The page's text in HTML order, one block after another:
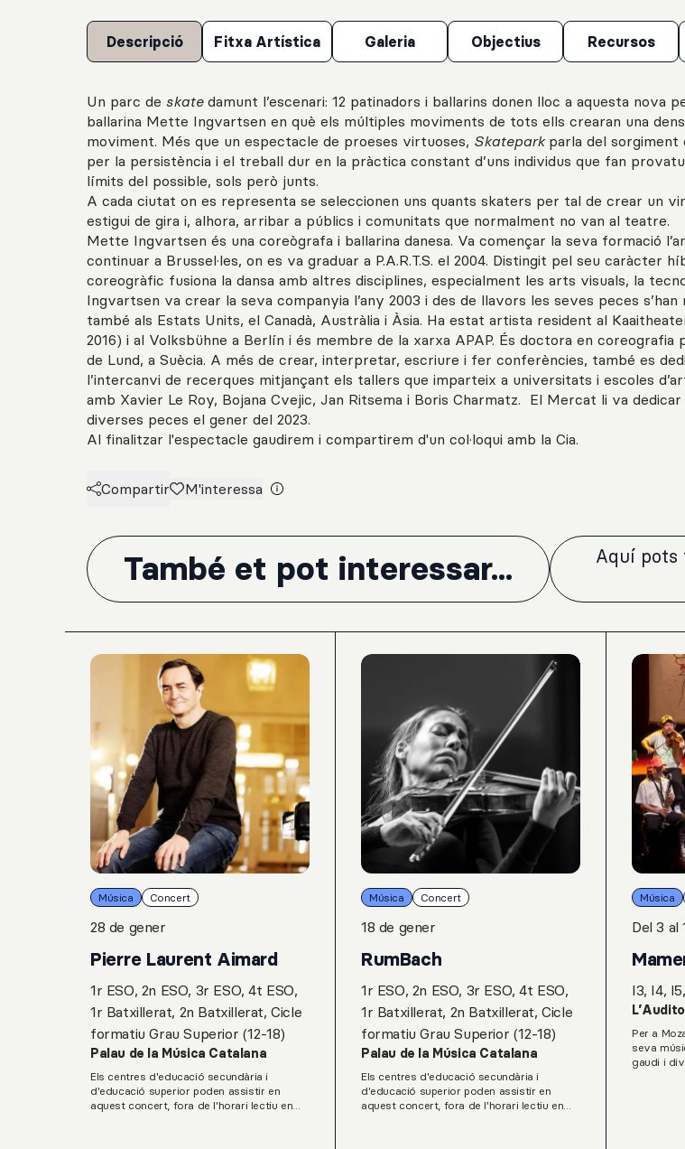
Descripció Fitxa Artística Galeria Objectius Recursos
Un parc de skatedamunt l’escenari: 12 patinadors i ballarins donen lloc a aquesta nova
ballarina Mette Ingvartsen en què els múltiples moviments de tots ells crearan una
moviment. Més que un espectacle de proeses virtuoses, Skateparkparla del sorgiment
per la persistència i el treball dur en la pràctica constant d’uns individus que fan
límits del possible, sols però junts.
A cada ciutat on es representa se seleccionen uns quants skaters per tal de crear un
estigui de gira i, alhora, arribar a públics i comunitats que normalment no van al teatre.
Mette Ingvartsen és una coreògrafa i ballarina danesa. Va començar la seva formació
continuar a Brussel·les, on es va graduar a P.A.R.T.S. el 2004. Distingit pel seu caràcter
coreogràfic fusiona la dansa amb altres disciplines, especialment les arts visuals, la
Ingvartsen va crear la seva companyia l’any 2003 i des de llavors les seves peces
també als Estats Units, el Canadà, Austràlia i Àsia. Ha estat artista resident al
2016) i al Volksbühne a Berlín i és membre de la xarxa APAP. És doctora en coreografia
de Lund, a Suècia. A més de crear, interpretar, escriure i fer conferències, també es
l’intercanvi de recerques mitjançant els tallers que imparteix a universitats i escoles
amb Xavier Le Roy, Bojana Cvejic, Jan Ritsema i Boris Charmatz. El Mercat li va dedicar
diverses peces el gener del 2023.
Al finalitzar l'espectacle gaudirem i compartirem d'un col·loqui amb la Cia.
Compartir M'interessa
També et pot interessar...
Aquí pots
Música Concert
28 de gener
Pierre Laurent Aimard
1r ESO, 2n ESO, 3r ESO, 4t ESO,
1r Batxillerat, 2n Batxillerat, Cicle
formatiu Grau Superior (12-18)
Palau de la Música Catalana
Els centres d'educació secundària i
d'educació superior poden assistir en
aquest concert, fora de l'horari lectiu en
Música Concert
18 de gener
RumBach
1r ESO, 2n ESO, 3r ESO, 4t ESO,
1r Batxillerat, 2n Batxillerat, Cicle
formatiu Grau Superior (12-18)
Palau de la Música Catalana
Els centres d'educació secundària i
d'educació superior poden assistir en
aquest concert, fora de l'horari lectiu en
Música
Del 3 al
I3, I4,
Per a
seva
gaudi i